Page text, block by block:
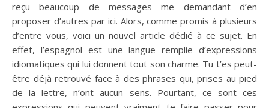
reçu beaucoup de messages me demandant d’en
proposer d’autres par ici. Alors, comme promis à plusieurs
d’entre vous, voici un nouvel article dédié à ce sujet. En
effet, l’espagnol est une langue remplie d’expressions
idiomatiques qui lui donnent tout son charme. Tu t’es peut-
être déjà retrouvé face à des phrases qui, prises au pied
de la lettre, n’ont aucun sens. Pourtant, ce sont ces